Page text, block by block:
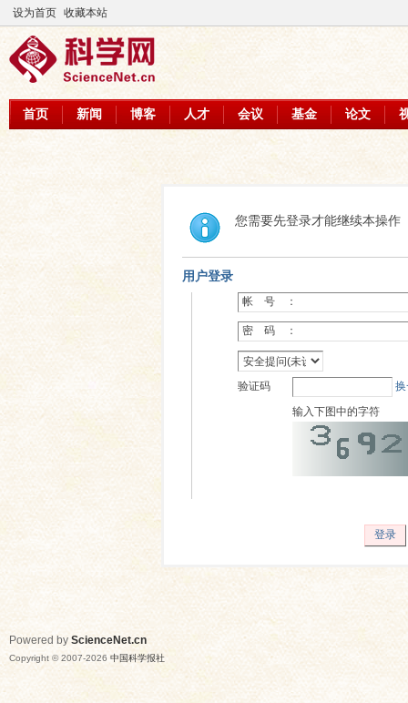
设为首页 收藏本站
首页 新闻 博客 人才 会议 基金 论文
您需要先登录才能继续本操作
用户登录
帐 号 ：
密 码 ：
验证码
输入下图中的字符
登录
Powered by ScienceNet.cn
Copyright © 2007-2026 中国科学报社